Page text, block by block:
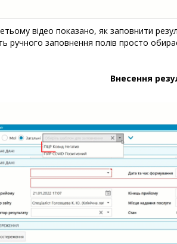
відео показано, як заповнити
ручного заповнення полів просто
Внесення